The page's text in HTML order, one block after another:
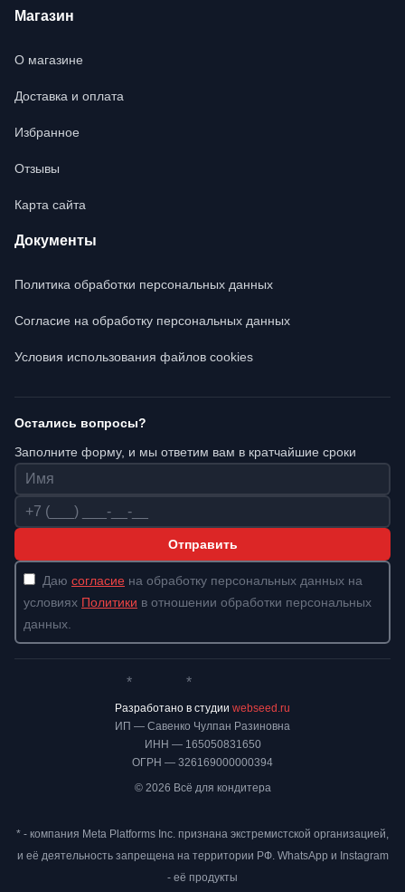
Магазин
О магазине
Доставка и оплата
Избранное
Отзывы
Карта сайта
Документы
Политика обработки персональных данных
Согласие на обработку персональных данных
Условия использования файлов cookies
Остались вопросы?
Заполните форму, и мы ответим вам в кратчайшие сроки
Имя
Телефон
Отправить
Даю согласие на обработку персональных данных на
условиях Политики в отношении обработки персональных
данных.
ИП — Савенко Чулпан Разиновна
ИНН — 165050831650
ОГРН — 326169000000394
© 2026 Всё для кондитера
* *
Разработано в студии webseed.ru
* - компания Meta Platforms Inc. признана экстремистской организацией,
и её деятельность запрещена на территории РФ. WhatsApp и Instagram
- её продукты